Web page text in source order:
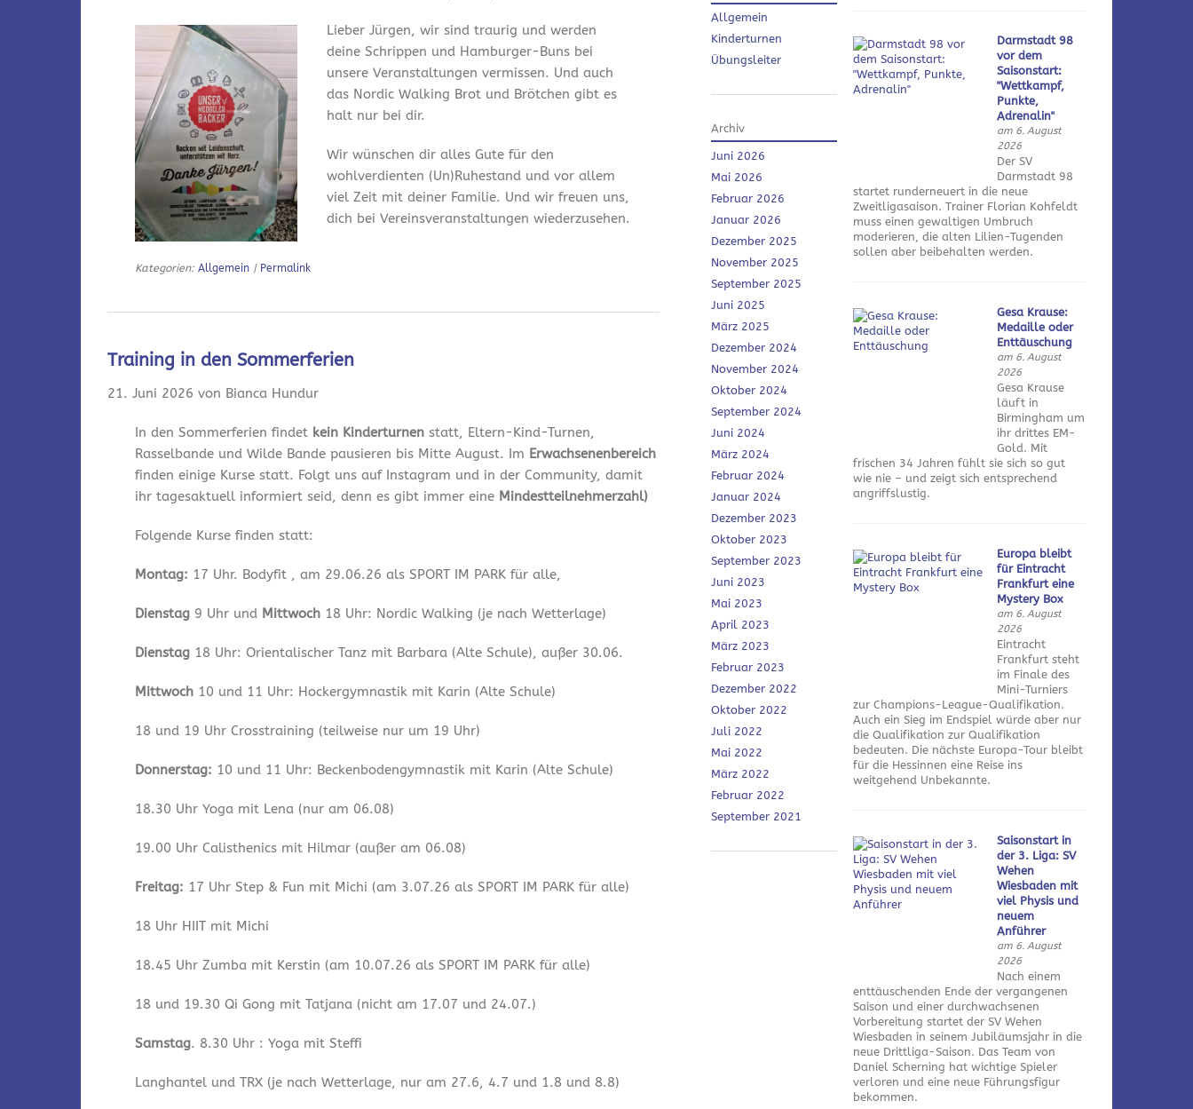
Lieber Jürgen, wir sind traurig und werden
deine Schrippen und Hamburger-Buns bei
unsere Veranstaltungen vermissen. Und auch
das Nordic Walking Brot und Brötchen gibt es
halt nur bei dir.
Wir wünschen dir alles Gute für den
wohlverdienten (Un)Ruhestand und vor allem
viel Zeit mit deiner Familie. Und wir freuen uns,
dich bei Vereinsveranstaltungen wiederzusehen.
Kategorien:Allgemein | Permalink
Training in den Sommerferien
21. Juni 2026 von Bianca Hundur
In den Sommerferien findet kein Kinderturnen statt, Eltern-Kind-Turnen,
Rasselbande und Wilde Bande pausieren bis Mitte August. Im Erwachsenenbereich
finden einige Kurse statt. Folgt uns auf Instagram und in der Community, damit
ihr tagesaktuell informiert seid, denn es gibt immer eine Mindestteilnehmerzahl)
Folgende Kurse finden statt:
Montag: 17 Uhr. Bodyfit , am 29.06.26 als SPORT IM PARK für alle,
Dienstag 9 Uhr und Mittwoch 18 Uhr: Nordic Walking (je nach Wetterlage)
Dienstag 18 Uhr: Orientalischer Tanz mit Barbara (Alte Schule), außer 30.06.
Mittwoch 10 und 11 Uhr: Hockergymnastik mit Karin (Alte Schule)
18 und 19 Uhr Crosstraining (teilweise nur um 19 Uhr)
Donnerstag: 10 und 11 Uhr: Beckenbodengymnastik mit Karin (Alte Schule)
18.30 Uhr Yoga mit Lena (nur am 06.08)
19.00 Uhr Calisthenics mit Hilmar (außer am 06.08)
Freitag: 17 Uhr Step & Fun mit Michi (am 3.07.26 als SPORT IM PARK für alle)
18 Uhr HIIT mit Michi
18.45 Uhr Zumba mit Kerstin (am 10.07.26 als SPORT IM PARK für alle)
18 und 19.30 Qi Gong mit Tatjana (nicht am 17.07 und 24.07.)
Samstag. 8.30 Uhr : Yoga mit Steffi
Langhantel und TRX (je nach Wetterlage, nur am 27.6, 4.7 und 1.8 und 8.8)
Allgemein
Kinderturnen
Übungsleiter
Archiv
Juni 2026
Mai 2026
Februar 2026
Januar 2026
Dezember 2025
November 2025
September 2025
Juni 2025
März 2025
Dezember 2024
November 2024
Oktober 2024
September 2024
Juni 2024
März 2024
Februar 2024
Januar 2024
Dezember 2023
Oktober 2023
September 2023
Juni 2023
Mai 2023
April 2023
März 2023
Februar 2023
Dezember 2022
Oktober 2022
Juli 2022
Mai 2022
März 2022
Februar 2022
September 2021
Darmstadt 98
vor dem
Saisonstart:
"Wettkampf,
Punkte,
Adrenalin"
am 6. August
2026
Der SV
Darmstadt 98
startet runderneuert in die neue
Zweitligasaison. Trainer Florian Kohfeldt
muss einen gewaltigen Umbruch
moderieren, die alten Lilien-Tugenden
sollen aber beibehalten werden.
Gesa Krause:
Medaille oder
Enttäuschung
am 6. August
2026
Gesa Krause
läuft in
Birmingham um
ihr drittes EM-
Gold. Mit
frischen 34 Jahren fühlt sie sich so gut
wie nie – und zeigt sich entsprechend
angriffslustig.
Europa bleibt
für Eintracht
Frankfurt eine
Mystery Box
am 6. August
2026
Eintracht
Frankfurt steht
im Finale des
Mini-Turniers
zur Champions-League-Qualifikation.
Auch ein Sieg im Endspiel würde aber nur
die Qualifikation zur Qualifikation
bedeuten. Die nächste Europa-Tour bleibt
für die Hessinnen eine Reise ins
weitgehend Unbekannte.
Saisonstart in
der 3. Liga: SV
Wehen
Wiesbaden mit
viel Physis und
neuem
Anführer
am 6. August
2026
Nach einem
enttäuschenden Ende der vergangenen
Saison und einer durchwachsenen
Vorbereitung startet der SV Wehen
Wiesbaden in seinem Jubiläumsjahr in die
neue Drittliga-Saison. Das Team von
Daniel Scherning hat wichtige Spieler
verloren und eine neue Führungsfigur
bekommen.